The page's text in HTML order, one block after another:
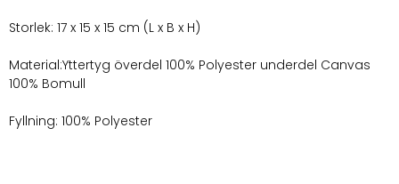
Storlek: 17 x 15 x 15 cm (L x B x H)
Material:Yttertyg överdel 100% Polyester underdel Canvas
100% Bomull
Fyllning: 100% Polyester